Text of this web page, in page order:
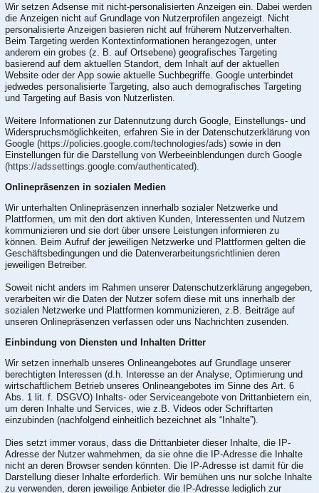
Wir setzen Adsense mit nicht-personalisierten Anzeigen ein. Dabei werden
die Anzeigen nicht auf Grundlage von Nutzerprofilen angezeigt. Nicht
personalisierte Anzeigen basieren nicht auf früherem Nutzerverhalten.
Beim Targeting werden Kontextinformationen herangezogen, unter
anderem ein grobes (z. B. auf Ortsebene) geografisches Targeting
basierend auf dem aktuellen Standort, dem Inhalt auf der aktuellen
Website oder der App sowie aktuelle Suchbegriffe. Google unterbindet
jedwedes personalisierte Targeting, also auch demografisches Targeting
und Targeting auf Basis von Nutzerlisten.
Weitere Informationen zur Datennutzung durch Google, Einstellungs- und
Widerspruchsmöglichkeiten, erfahren Sie in der Datenschutzerklärung von
Google (https://policies.google.com/technologies/ads) sowie in den
Einstellungen für die Darstellung von Werbeeinblendungen durch Google
(https://adssettings.google.com/authenticated).
Onlinepräsenzen in sozialen Medien
Wir unterhalten Onlinepräsenzen innerhalb sozialer Netzwerke und
Plattformen, um mit den dort aktiven Kunden, Interessenten und Nutzern
kommunizieren und sie dort über unsere Leistungen informieren zu
können. Beim Aufruf der jeweiligen Netzwerke und Plattformen gelten die
Geschäftsbedingungen und die Datenverarbeitungsrichtlinien deren
jeweiligen Betreiber.
Soweit nicht anders im Rahmen unserer Datenschutzerklärung angegeben,
verarbeiten wir die Daten der Nutzer sofern diese mit uns innerhalb der
sozialen Netzwerke und Plattformen kommunizieren, z.B. Beiträge auf
unseren Onlinepräsenzen verfassen oder uns Nachrichten zusenden.
Einbindung von Diensten und Inhalten Dritter
Wir setzen innerhalb unseres Onlineangebotes auf Grundlage unserer
berechtigten Interessen (d.h. Interesse an der Analyse, Optimierung und
wirtschaftlichem Betrieb unseres Onlineangebotes im Sinne des Art. 6
Abs. 1 lit. f. DSGVO) Inhalts- oder Serviceangebote von Drittanbietern ein,
um deren Inhalte und Services, wie z.B. Videos oder Schriftarten
einzubinden (nachfolgend einheitlich bezeichnet als “Inhalte”).
Dies setzt immer voraus, dass die Drittanbieter dieser Inhalte, die IP-
Adresse der Nutzer wahrnehmen, da sie ohne die IP-Adresse die Inhalte
nicht an deren Browser senden könnten. Die IP-Adresse ist damit für die
Darstellung dieser Inhalte erforderlich. Wir bemühen uns nur solche Inhalte
zu verwenden, deren jeweilige Anbieter die IP-Adresse lediglich zur